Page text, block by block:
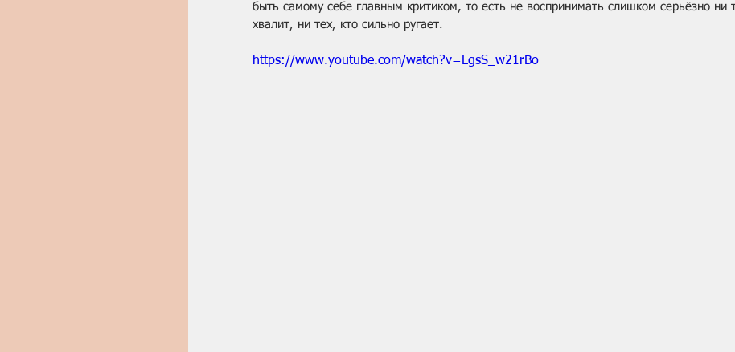
быть самому себе главным критиком, то есть не воспринимать слишком серьёзно ни
хвалит, ни тех, кто сильно ругает.
https://www.youtube.com/watch?v=LgsS_w21rBo